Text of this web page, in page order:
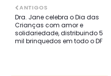
ANTIGOS
Dra. Jane celebra o Dia das
Crianças com amor e
solidariedade, distribuindo 5
mil brinquedos em todo o DF